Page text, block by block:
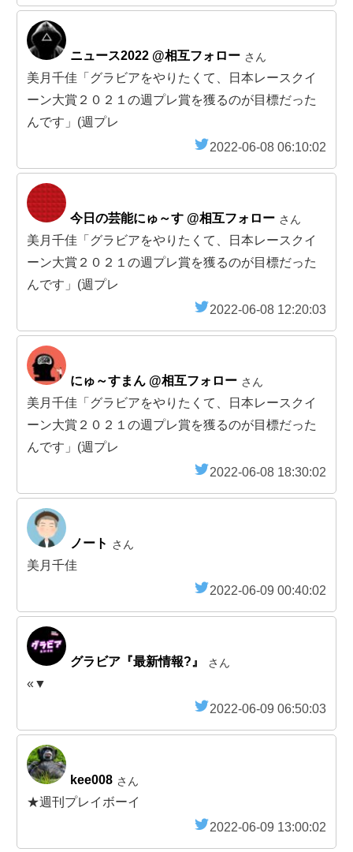
ニュース2022 @相互フォロー さん
美月千佳「グラビアをやりたくて、日本レースクイ
ーン大賞２０２１の週プレ賞を獲るのが目標だった
んです」(週プレ
2022-06-08 06:10:02
今日の芸能にゅ～す @相互フォロー さん
美月千佳「グラビアをやりたくて、日本レースクイ
ーン大賞２０２１の週プレ賞を獲るのが目標だった
んです」(週プレ
2022-06-08 12:20:03
にゅ～すまん @相互フォロー さん
美月千佳「グラビアをやりたくて、日本レースクイ
ーン大賞２０２１の週プレ賞を獲るのが目標だった
んです」(週プレ
2022-06-08 18:30:02
ノート さん
美月千佳
2022-06-09 00:40:02
グラビア『最新情報?』 さん
«▼
2022-06-09 06:50:03
kee008 さん
★週刊プレイボーイ
2022-06-09 13:00:02